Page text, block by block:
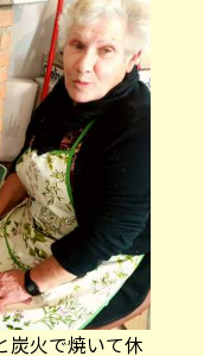
炭火で焼いて休